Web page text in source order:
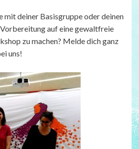
mit deiner Basisgruppe oder deinen
auf eine gewaltfreie
zu machen? Melde dich ganz
uns!